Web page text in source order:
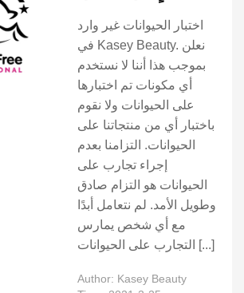
اختبار الحيوانات غير وارد
في Kasey Beauty. نعلن
بموجب هذا أننا لا نستخدم
أي مكونات تم اختبارها
على الحيوانات ولا نقوم
باختبار أي من منتجاتنا على
الحيوانات. التزامنا بعدم
إجراء تجارب على
الحيوانات هو التزام صادق
وطويل الأمد. لم نتعامل أبدًا
مع أي شخص يمارس
التجارب على الحيوانات [...]
Author: Kasey Beauty